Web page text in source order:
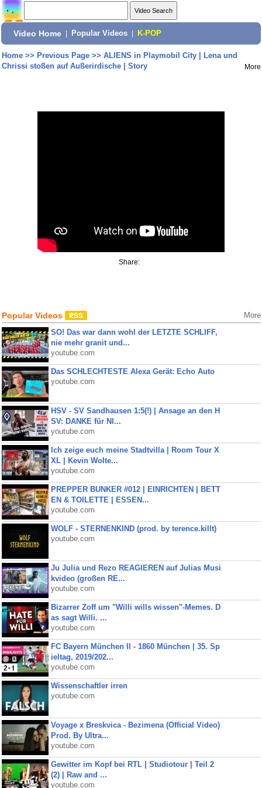
Video Home Popular Videos K-POP
Home>> Previous Page>> ALIENS in Playmobil City | Lena und
Chrissi stoßen auf Außerirdische | Story
More
Share:
Popular Videos More
SO! Das war dann wohl der LETZTE SCHLIFF,
nie mehr granit und...
youtube.com
Das SCHLECHTESTE Alexa Gerät: Echo Auto
youtube.com
HSV - SV Sandhausen 1:5(!) | Ansage an den H
SV: DANKE für NI...
youtube.com
Ich zeige euch meine Stadtvilla | Room Tour X
XL | Kevin Wolte...
youtube.com
PREPPER BUNKER #012 | EINRICHTEN | BETT
EN & TOILETTE | ESSEN...
youtube.com
WOLF - STERNENKIND (prod. by terence.killt)
youtube.com
Ju Julia und Rezo REAGIEREN auf Julias Musi
kvideo (großen RE...
youtube.com
Bizarrer Zoff um "Willi wills wissen"-Memes. D
as sagt Willi. ...
youtube.com
FC Bayern München II - 1860 München | 35. Sp
ieltag, 2019/202...
youtube.com
Wissenschaftler irren
youtube.com
Voyage x Breskvica - Bezimena (Official Video)
Prod. By Ultra...
youtube.com
Gewitter im Kopf bei RTL | Studiotour | Teil 2
(2) | Raw and ...
youtube.com